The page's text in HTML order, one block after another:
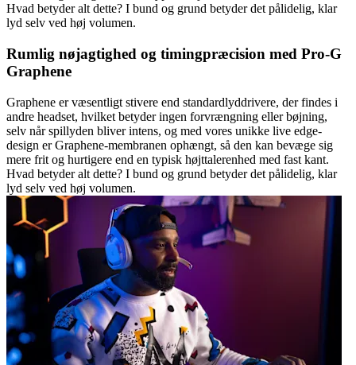
Hvad betyder alt dette? I bund og grund betyder det pålidelig, klar
lyd selv ved høj volumen.
Rumlig nøjagtighed og timingpræcision med Pro-G
Graphene
Graphene er væsentligt stivere end standardlyddrivere, der findes i
andre headset, hvilket betyder ingen forvrængning eller bøjning,
selv når spillyden bliver intens, og med vores unikke live edge-
design er Graphene-membranen ophængt, så den kan bevæge sig
mere frit og hurtigere end en typisk højttalerenhed med fast kant.
Hvad betyder alt dette? I bund og grund betyder det pålidelig, klar
lyd selv ved høj volumen.